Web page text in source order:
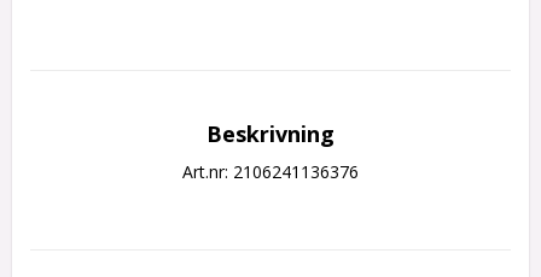
Beskrivning
Art.nr: 2106241136376